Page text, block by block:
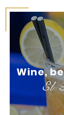
El
Wine,